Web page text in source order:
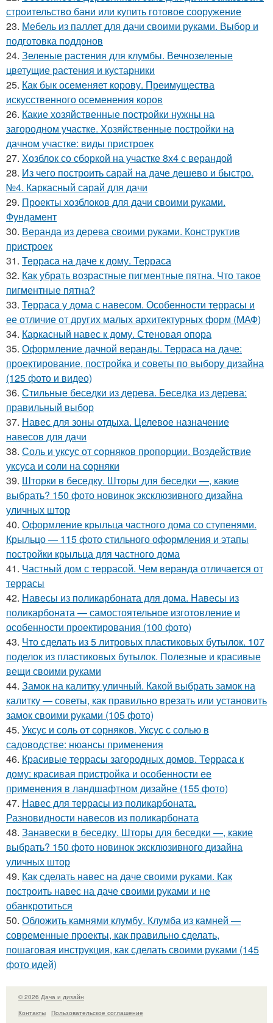
строительство бани или купить готовое сооружение
23. Мебель из паллет для дачи своими руками. Выбор и
подготовка поддонов
24. Зеленые растения для клумбы. Вечнозеленые
цветущие растения и кустарники
25. Как бык осеменяет корову. Преимущества
искусственного осеменения коров
26. Какие хозяйственные постройки нужны на
загородном участке. Хозяйственные постройки на
дачном участке: виды пристроек
27. Хозблок со сборкой на участке 8х4 с верандой
28. Из чего построить сарай на даче дешево и быстро.
№4. Каркасный сарай для дачи
29. Проекты хозблоков для дачи своими руками.
Фундамент
30. Веранда из дерева своими руками. Конструктив
пристроек
31. Терраса на даче к дому. Терраса
32. Как убрать возрастные пигментные пятна. Что такое
пигментные пятна?
33. Терраса у дома с навесом. Особенности террасы и
ее отличие от других малых архитектурных форм (МАФ)
34. Каркасный навес к дому. Стеновая опора
35. Оформление дачной веранды. Терраса на даче:
проектирование, постройка и советы по выбору дизайна
(125 фото и видео)
36. Стильные беседки из дерева. Беседка из дерева:
правильный выбор
37. Навес для зоны отдыха. Целевое назначение
навесов для дачи
38. Соль и уксус от сорняков пропорции. Воздействие
уксуса и соли на сорняки
39. Шторки в беседку. Шторы для беседки —, какие
выбрать? 150 фото новинок эксклюзивного дизайна
уличных штор
40. Оформление крыльца частного дома со ступенями.
Крыльцо — 115 фото стильного оформления и этапы
постройки крыльца для частного дома
41. Частный дом с террасой. Чем веранда отличается от
террасы
42. Навесы из поликарбоната для дома. Навесы из
поликарбоната — самостоятельное изготовление и
особенности проектирования (100 фото)
43. Что сделать из 5 литровых пластиковых бутылок. 107
поделок из пластиковых бутылок. Полезные и красивые
вещи своими руками
44. Замок на калитку уличный. Какой выбрать замок на
калитку — советы, как правильно врезать или установить
замок своими руками (105 фото)
45. Уксус и соль от сорняков. Уксус с солью в
садоводстве: нюансы применения
46. Красивые террасы загородных домов. Терраса к
дому: красивая пристройка и особенности ее
применения в ландшафтном дизайне (155 фото)
47. Навес для террасы из поликарбоната.
Разновидности навесов из поликарбоната
48. Занавески в беседку. Шторы для беседки —, какие
выбрать? 150 фото новинок эксклюзивного дизайна
уличных штор
49. Как сделать навес на даче своими руками. Как
построить навес на даче своими руками и не
обанкротиться
50. Обложить камнями клумбу. Клумба из камней —
современные проекты, как правильно сделать,
пошаговая инструкция, как сделать своими руками (145
фото идей)
© 2026 Дача и дизайн
Контакты
Пользовательское соглашение